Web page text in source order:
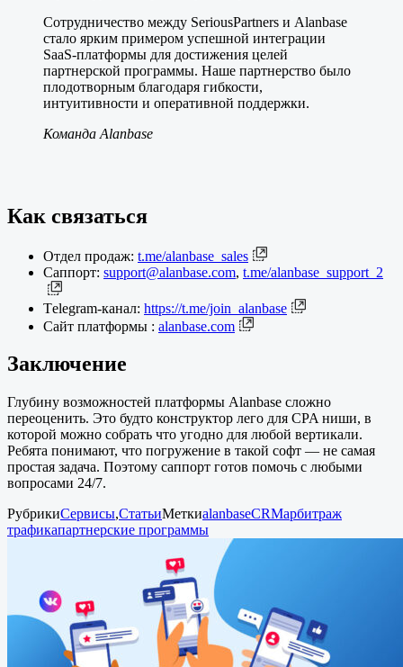
Сотрудничество между SeriousPartners и Alanbase
стало ярким примером успешной интеграции
SaaS-платформы для достижения целей
партнерской программы. Наше партнерство было
плодотворным благодаря гибкости,
интуитивности и оперативной поддержки.
Команда Alanbase
Как связаться
Отдел продаж: t.me/alanbase_sales
Саппорт: support@alanbase.com, t.me/alanbase_support_2
Тelegram-канал: https://t.me/join_alanbase
Сайт платформы : alanbase.com
Заключение
Глубину возможностей платформы Alanbase сложно
переоценить. Это будто конструктор лего для CPA ниши, в
которой можно собрать что угодно для любой вертикали.
Ребята понимают, что погружение в такой софт — не самая
простая задача. Поэтому саппорт готов помочь с любыми
вопросами 24/7.
РубрикиСервисы,СтатьиМеткиalanbaseCRMарбитраж
трафикапартнерские программы